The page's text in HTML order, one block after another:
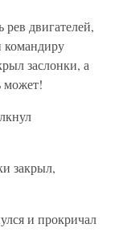
двигателей,
командиру
заслонки, а
может!
закрыл,
и прокричал